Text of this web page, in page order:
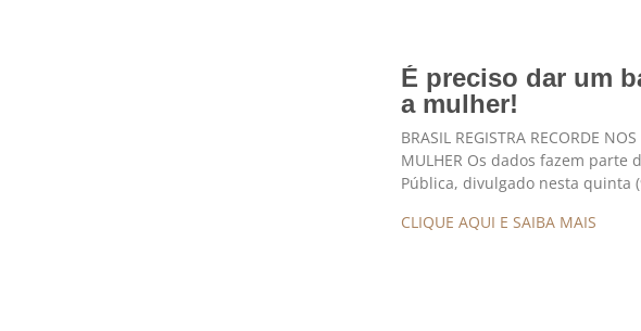
É preciso dar um
a mulher!
BRASIL REGISTRA RECORDE
MULHER Os dados fazem parte
Pública, divulgado nesta quinta
CLIQUE AQUI E SAIBA MAIS